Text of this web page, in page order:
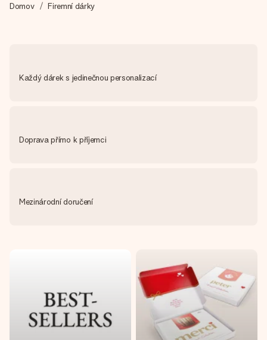
jménem, vaší fotografií nebo vzkazem, který doopravdy
zahřeje u srdce. Žádné zbytečné složitosti, jen spousta
Domov Firemní dárky
Každý dárek s jedinečnou personalizací
Doprava přímo k příjemci
Mezinárodní doručení